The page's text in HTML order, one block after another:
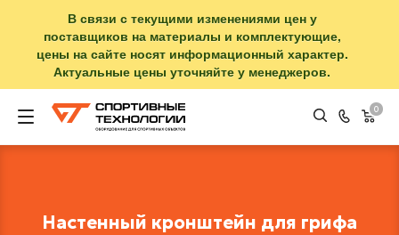
В связи с текущими изменениями цен у
поставщиков на материалы и комплектующие,
цены на сайте носят информационный характер.
Актуальные цены уточняйте у менеджеров.
0
Настенный кронштейн для грифа